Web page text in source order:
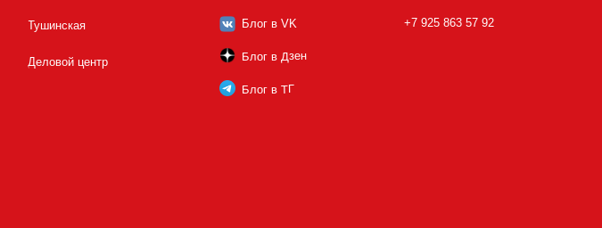
Тушинская
Деловой центр
Блог в VK
Блог в Дзен
Блог в ТГ
+7 925 863 57 92